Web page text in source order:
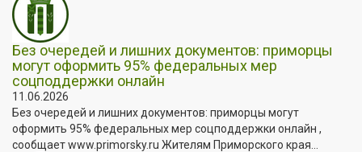
Без очередей и лишних документов: приморцы
могут оформить 95% федеральных мер
соцподдержки онлайн
11.06.2026
Без очередей и лишних документов: приморцы могут
оформить 95% федеральных мер соцподдержки онлайн ,
сообщает www.primorsky.ru Жителям Приморского края...